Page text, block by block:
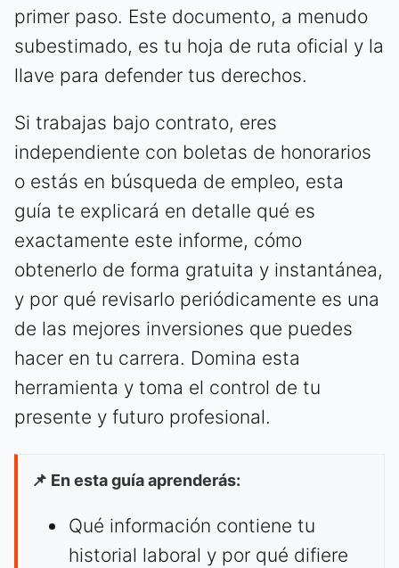
primer paso. Este documento, a menudo
subestimado, es tu hoja de ruta oficial y la
llave para defender tus derechos.
Si trabajas bajo contrato, eres
independiente con boletas de honorarios
o estás en búsqueda de empleo, esta
guía te explicará en detalle qué es
exactamente este informe, cómo
obtenerlo de forma gratuita y instantánea,
y por qué revisarlo periódicamente es una
de las mejores inversiones que puedes
hacer en tu carrera. Domina esta
herramienta y toma el control de tu
presente y futuro profesional.
📌 En esta guía aprenderás:
Qué información contiene tu
historial laboral y por qué difiere